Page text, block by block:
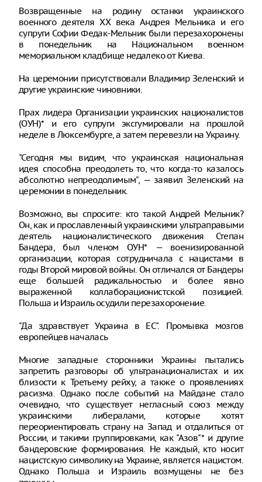
Возвращенные на родину останки украинского
военного деятеля XX века Андрея Мельника и его
супруги Софии Федак-Мельник были перезахоронены
в понедельник на Национальном военном
мемориальном кладбище недалеко от Киева.
На церемонии присутствовали Владимир Зеленский и
другие украинские чиновники.
Прах лидера Организации украинских националистов
(ОУН)* и его супруги эксгумировали на прошлой
неделе в Люксембурге, а затем перевезли на Украину.
"Сегодня мы видим, что украинская национальная
идея способна преодолеть то, что когда-то казалось
абсолютно непреодолимым", — заявил Зеленский на
церемонии в понедельник.
Возможно, вы спросите: кто такой Андрей Мельник?
Он, как и прославленный украинскими ультраправыми
деятель националистического движения Степан
Бандера, был членом ОУН* — военизированной
организации, которая сотрудничала с нацистами в
годы Второй мировой войны. Он отличался от Бандеры
еще большей радикальностью и более явно
выраженной коллаборационистской позицией.
Польша и Израиль осудили перезахоронение.
"Да здравствует Украина в ЕС". Промывка мозгов
европейцев началась
Многие западные сторонники Украины пытались
запретить разговоры об ультранационалистах и их
близости к Третьему рейху, а также о проявлениях
расизма. Однако после событий на Майдане стало
очевидно, что существует негласный союз между
украинскими либералами, которые хотят
переориентировать страну на Запад и отдалиться от
России, и такими группировками, как "Азов"* и другие
бандеровские формирования. Не каждый, кто носит
нацистскую символику на Украине, является нацистом.
Однако Польша и Израиль возмущены не без